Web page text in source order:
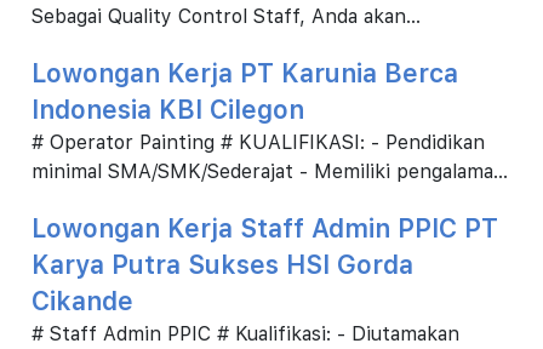
Sebagai Quality Control Staff, Anda akan
produk ya...
Lowongan Kerja PT Karunia Berca
Indonesia KBI Cilegon
# Operator Painting # KUALIFIKASI: - Pendidikan
minimal SMA/SMK/Sederajat - Memiliki pengalaman
Lowongan Kerja Staff Admin PPIC PT
Karya Putra Sukses HSI Gorda
Cikande
# Staff Admin PPIC # Kualifikasi: - Diutamakan